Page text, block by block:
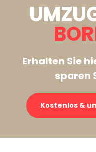
Erhalten Sie
sparen
Kostenlos &